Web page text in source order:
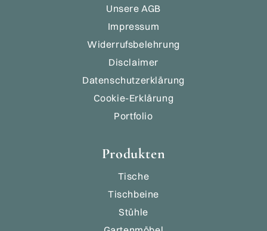
Unsere AGB
Impressum
Widerrufsbelehrung
Disclaimer
Datenschutzerklärung
Cookie-Erklärung
Portfolio
Produkten
Tische
Tischbeine
Stühle